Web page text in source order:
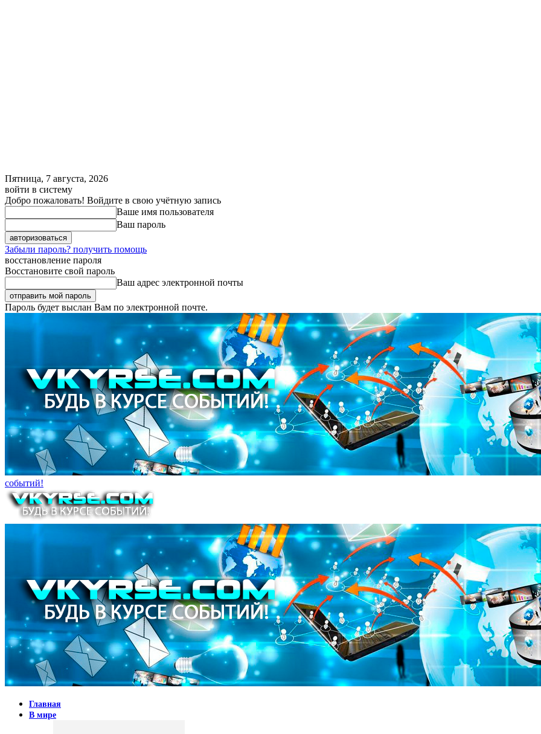
Пятница, 7 августа, 2026
войти в систему
Добро пожаловать! Войдите в свою учётную запись
Ваше имя пользователя
Ваш пароль
Забыли пароль? получить помощь
восстановление пароля
Восстановите свой пароль
Ваш адрес электронной почты
Пароль будет выслан Вам по электронной почте.
событий!
Главная
В мире